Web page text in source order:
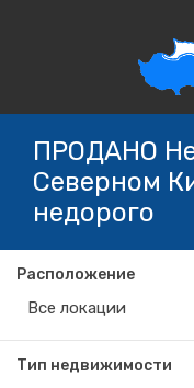
ПРОДАНО
Северном
недорого
Расположение
Все локации
Тип недвижимости